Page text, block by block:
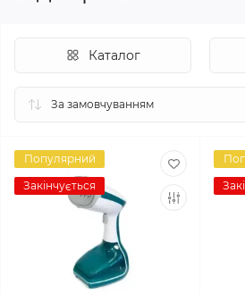
Каталог
Популярний
Закінчується